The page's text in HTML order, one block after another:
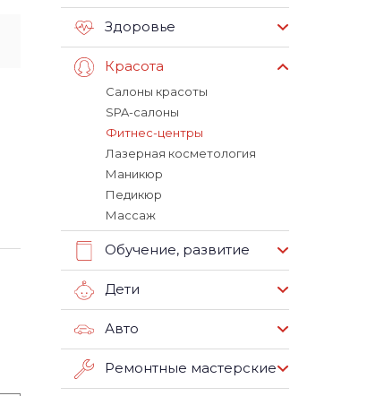
Здоровье
Красота
Салоны красоты
SPA-салоны
Фитнес-центры
Лазерная косметология
Маникюр
Педикюр
Массаж
Обучение, развитие
Дети
Авто
Ремонтные мастерские